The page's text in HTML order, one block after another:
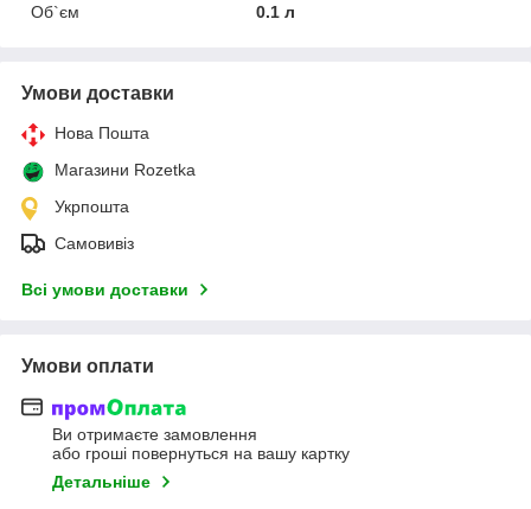
Об`єм
0.1 л
Умови доставки
Нова Пошта
Магазини Rozetka
Укрпошта
Самовивіз
Всі умови доставки
Умови оплати
Ви отримаєте замовлення
або гроші повернуться на вашу картку
Детальніше